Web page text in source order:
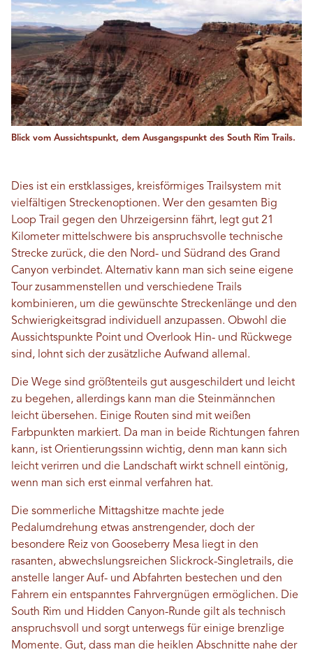
Blick vom Aussichtspunkt, dem Ausgangspunkt des South Rim Trails.
Dies ist ein erstklassiges, kreisförmiges Trailsystem mit
vielfältigen Streckenoptionen. Wer den gesamten Big
Loop Trail gegen den Uhrzeigersinn fährt, legt gut 21
Kilometer mittelschwere bis anspruchsvolle technische
Strecke zurück, die den Nord- und Südrand des Grand
Canyon verbindet. Alternativ kann man sich seine eigene
Tour zusammenstellen und verschiedene Trails
kombinieren, um die gewünschte Streckenlänge und den
Schwierigkeitsgrad individuell anzupassen. Obwohl die
Aussichtspunkte Point und Overlook Hin- und Rückwege
sind, lohnt sich der zusätzliche Aufwand allemal.
Die Wege sind größtenteils gut ausgeschildert und leicht
zu begehen, allerdings kann man die Steinmännchen
leicht übersehen. Einige Routen sind mit weißen
Farbpunkten markiert. Da man in beide Richtungen fahren
kann, ist Orientierungssinn wichtig, denn man kann sich
leicht verirren und die Landschaft wirkt schnell eintönig,
wenn man sich erst einmal verfahren hat.
Die sommerliche Mittagshitze machte jede
Pedalumdrehung etwas anstrengender, doch der
besondere Reiz von Gooseberry Mesa liegt in den
rasanten, abwechslungsreichen Slickrock-Singletrails, die
anstelle langer Auf- und Abfahrten bestechen und den
Fahrern ein entspanntes Fahrvergnügen ermöglichen. Die
South Rim und Hidden Canyon-Runde gilt als technisch
anspruchsvoll und sorgt unterwegs für einige brenzlige
Momente. Gut, dass man die heiklen Abschnitte nahe der